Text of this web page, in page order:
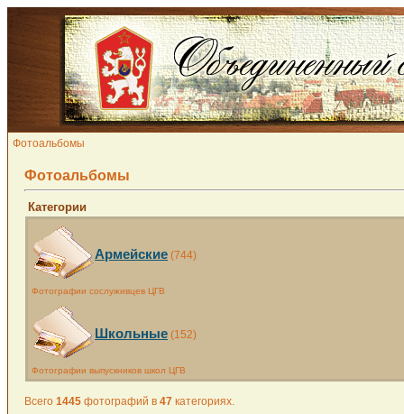
Фотоальбомы
Фотоальбомы
Категории
Армейские (744)
Фотографии сослуживцев ЦГВ
Школьные (152)
Фотографии выпускников школ ЦГВ
Всего 1445 фотографий в 47 категориях.